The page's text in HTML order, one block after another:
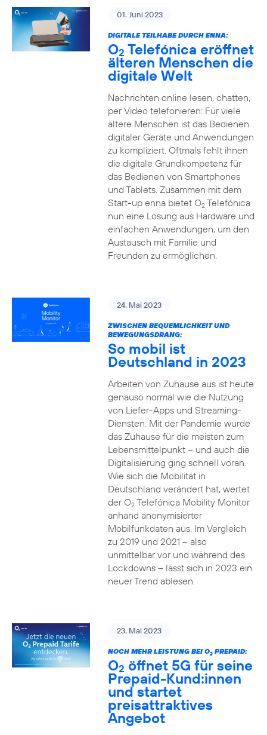
01. Juni 2023
DIGITALE TEILHABE DURCH ENNA:
O2 Telefónica eröffnet
älteren Menschen die
digitale Welt
Nachrichten online lesen, chatten,
per Video telefonieren: Für viele
ältere Menschen ist das Bedienen
digitaler Geräte und Anwendungen
zu kompliziert. Oftmals fehlt ihnen
die digitale Grundkompetenz für
das Bedienen von Smartphones
und Tablets. Zusammen mit dem
Start-up enna bietet O2Telefónica
nun eine Lösung aus Hardware und
einfachen Anwendungen, um den
Austausch mit Familie und
Freunden zu ermöglichen.
24. Mai 2023
ZWISCHEN BEQUEMLICHKEIT UND
BEWEGUNGSDRANG:
So mobil ist
Deutschland in 2023
Arbeiten von Zuhause aus ist heute
genauso normal wie die Nutzung
von Liefer-Apps und Streaming-
Diensten. Mit der Pandemie wurde
das Zuhause für die meisten zum
Lebensmittelpunkt – und auch die
Digitalisierung ging schnell voran.
Wie sich die Mobilität in
Deutschland verändert hat, wertet
der O2Telefónica Mobility Monitor
anhand anonymisierter
Mobilfunkdaten aus. Im Vergleich
zu 2019 und 2021 – also
unmittelbar vor und während des
Lockdowns – lässt sich in 2023 ein
neuer Trend ablesen.
23. Mai 2023
NOCH MEHR LEISTUNG BEI O2PREPAID:
O2 öffnet 5G für seine
Prepaid-Kund:innen
und startet
preisattraktives
Angebot